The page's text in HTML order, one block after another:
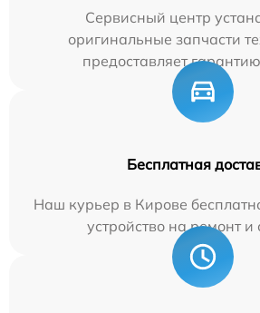
Сервисный центр
оригинальные запчасти
предоставляет
Бесплатная
Наш курьер в Кирове
устройство на ремонт и